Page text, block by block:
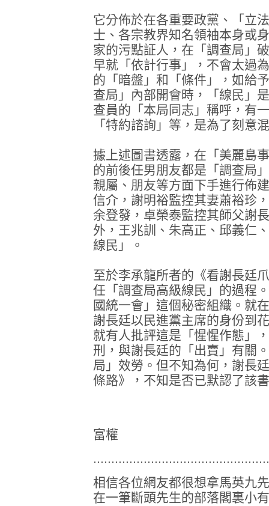
它分佈於在各重要政黨、「立
士、各宗教界知名領袖本身或
家的污點証人，在「調查局」
早就「依計行事」，不會太過
的「暗盤」和「條件」，如給
查局」內部開會時，「線民」
查員的「本局同志」稱呼，有
「特約諮詢」等，是為了刻意
據上述圖書透露，在「美麗島
的前後任男朋友都是「調查局
親屬、朋友等方面下手進行佈
信介，謝明裕監控其妻蕭裕珍
余登發，卓榮泰監控其師父謝
外，王兆訓、朱高正、邱義仁
線民」。
至於李承龍所者的《看謝長廷
任「調查局高級線民」的過程
國統一會」這個秘密組織。就
謝長廷以民進黨主席的身份到
就有人批評這是「惺惺作態」
刑，與謝長廷的「出賣」有關
局」效勞。但不知為何，謝長
條路》，不知是否已默認了該
富權
相信各位網友都很想拿馬英九
在一筆斷頭先生的部落閣裏小